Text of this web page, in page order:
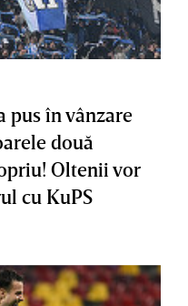
pus în vânzare
două
Oltenii vor
cu KuPS